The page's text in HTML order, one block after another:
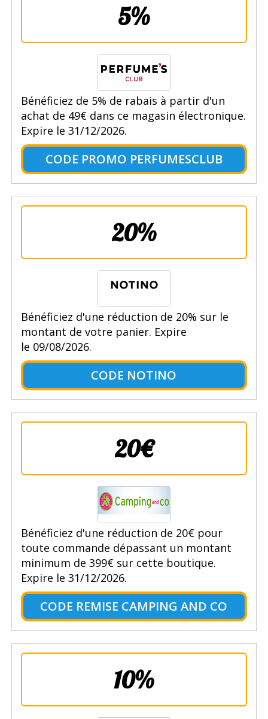
5%
Bénéficiez de 5% de rabais à partir d'un
achat de 49€ dans ce magasin électronique.
Expire le 31/12/2026.
CODE PROMO PERFUMESCLUB
20%
Bénéficiez d'une réduction de 20% sur le
montant de votre panier. Expire
le 09/08/2026.
CODE NOTINO
20€
Bénéficiez d'une réduction de 20€ pour
toute commande dépassant un montant
minimum de 399€ sur cette boutique.
Expire le 31/12/2026.
CODE REMISE CAMPING AND CO
10%